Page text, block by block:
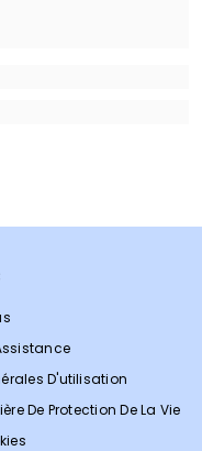
D'utilisation
De Protection De La Vie